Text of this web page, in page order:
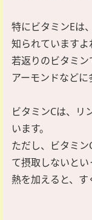
特にビタミンEは
知られていますよ
若返りのビタミン
アーモンドなどに
ビタミンCは、リ
います。
ただし、ビタミ
て摂取しないとい
熱を加えると、す